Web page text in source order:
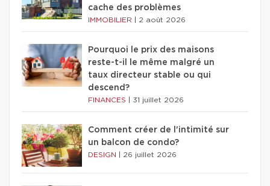
cache des problèmes
IMMOBILIER 2 août 2026
Pourquoi le prix des maisons
reste-t-il le même malgré un
taux directeur stable ou qui
descend?
FINANCES 31 juillet 2026
Comment créer de l'intimité sur
un balcon de condo?
DESIGN 26 juillet 2026